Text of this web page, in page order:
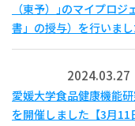
（東予）｣のマイプロ
書」の授与）を行いまし
2024.03.27
愛媛大学食品健康機能
を開催しました【3月11